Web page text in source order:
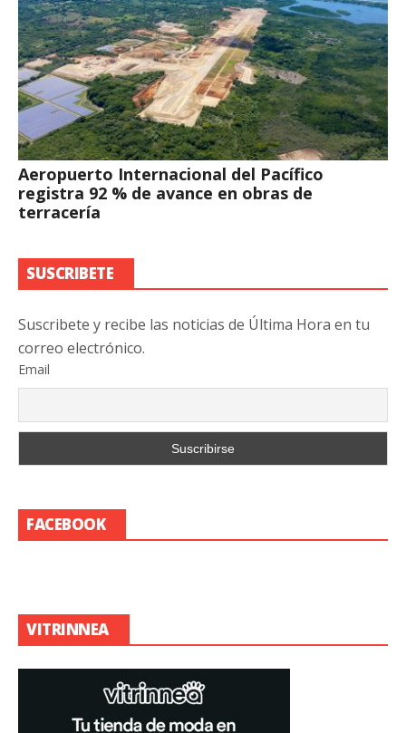
Aeropuerto Internacional del Pacífico
registra 92 % de avance en obras de
terracería
SUSCRIBETE
Suscribete y recibe las noticias de Última Hora en tu
correo electrónico.
Email
FACEBOOK
VITRINNEA